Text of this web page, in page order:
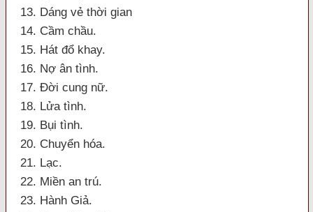
13. Dáng vẻ thời gian
14. Cầm chầu.
15. Hát đổ khay.
16. Nợ ân tình.
17. Đời cung nữ.
18. Lửa tình.
19. Bụi tình.
20. Chuyển hóa.
21. Lạc.
22. Miền an trú.
23. Hành Giả.